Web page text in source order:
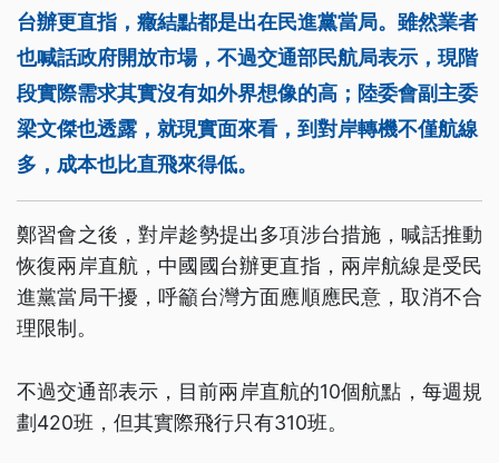
台辦更直指，癥結點都是出在民進黨當局。雖然業者
也喊話政府開放市場，不過交通部民航局表示，現階
段實際需求其實沒有如外界想像的高；陸委會副主委
梁文傑也透露，就現實面來看，到對岸轉機不僅航線
多，成本也比直飛來得低。
鄭習會之後，對岸趁勢提出多項涉台措施，喊話推動
恢復兩岸直航，中國國台辦更直指，兩岸航線是受民
進黨當局干擾，呼籲台灣方面應順應民意，取消不合
理限制。
不過交通部表示，目前兩岸直航的10個航點，每週規
劃420班，但其實際飛行只有310班。